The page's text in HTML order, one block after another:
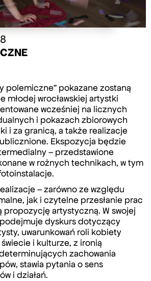
polemiczne” pokazane zostaną
młodej wrocławskiej artystki
wcześniej na licznych
i pokazach zbiorowych
i za granicą, a także realizacje
Ekspozycja będzie
– przedstawione
w rożnych technikach, w tym
– zarówno ze względu
jak i czytelne przesłanie prac
propozycję artystyczną. W swojej
dyskurs dotyczący
uwarunkowań roli kobiety
i kulturze, z ironią
zachowania
stawia pytania o sens
i działań.